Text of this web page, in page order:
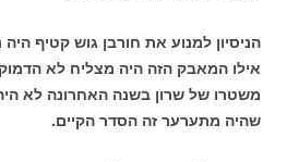
הניסיון למנוע את חורבן גוש קטיף היה
אילו המאבק הזה היה מצליח לא
משטרו של שרון בשנה האחרונה לא
שהיה מתערער זה הסדר הקיים.